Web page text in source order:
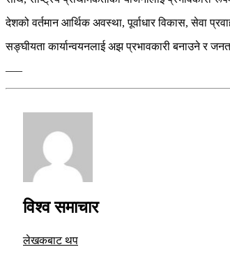
देशको वर्तमान आर्थिक अवस्था, पूर्वाधार विकास, सेवा
सङ्घीयता कार्यान्वयनलाई अझ प्रभावकारी बनाउने र
–––
विश्व समाचार
लेखकबाट थप